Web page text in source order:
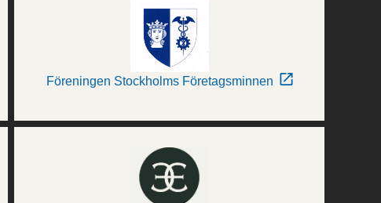
Föreningen Stockholms Företagsminnen